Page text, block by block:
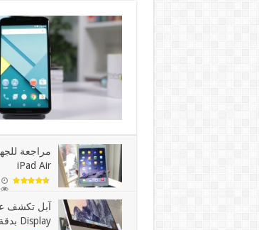
iPad Air
Display بدقة شاشة 5K